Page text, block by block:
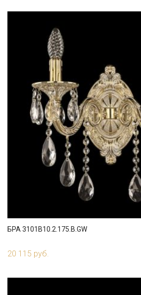
БРА 3101B10.2.175.B.GW
20 115 руб.